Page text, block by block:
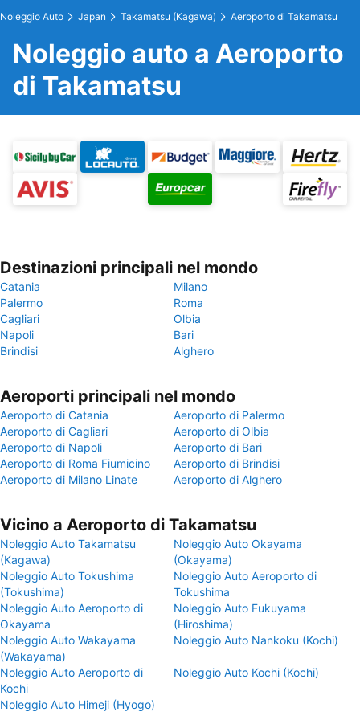
Noleggio Auto Japan Takamatsu (Kagawa) Aeroporto di Takamatsu
Noleggio auto a Aeroporto
di Takamatsu
Destinazioni principali nel mondo
Catania
Milano
Palermo
Roma
Cagliari
Olbia
Napoli
Bari
Brindisi
Alghero
Aeroporti principali nel mondo
Aeroporto di Catania
Aeroporto di Palermo
Aeroporto di Cagliari
Aeroporto di Olbia
Aeroporto di Napoli
Aeroporto di Bari
Aeroporto di Roma Fiumicino
Aeroporto di Brindisi
Aeroporto di Milano Linate
Aeroporto di Alghero
Vicino a Aeroporto di Takamatsu
Noleggio Auto Takamatsu
(Kagawa)
Noleggio Auto Okayama
(Okayama)
Noleggio Auto Tokushima
(Tokushima)
Noleggio Auto Aeroporto di
Tokushima
Noleggio Auto Aeroporto di
Okayama
Noleggio Auto Fukuyama
(Hiroshima)
Noleggio Auto Wakayama
(Wakayama)
Noleggio Auto Nankoku (Kochi)
Noleggio Auto Aeroporto di
Kochi
Noleggio Auto Kochi (Kochi)
Noleggio Auto Himeji (Hyogo)